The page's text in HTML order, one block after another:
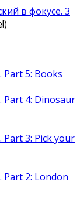
в фокусе. 3
5: Books
Part 4: Dinosaur
3: Pick your
2: London